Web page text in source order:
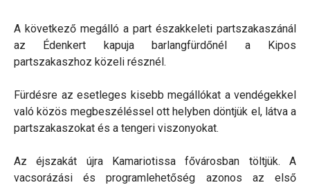
A következő megálló a part északkeleti partszakaszánál
az Édenkert kapuja barlangfürdőnél a Kipos
partszakaszhoz közeli résznél.
Fürdésre az esetleges kisebb megállókat a vendégekkel
való közös megbeszéléssel ott helyben döntjük el, látva a
partszakaszokat és a tengeri viszonyokat.
Az éjszakát újra Kamariotissa fővárosban töltjük. A
vacsorázási és programlehetőség azonos az első